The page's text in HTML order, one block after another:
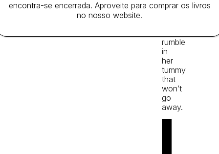
stairs!
rumble
in
her
tummy
that
won’t
go
away.
encontra-se encerrada. Aproveite para comprar os livros
no nosso website.